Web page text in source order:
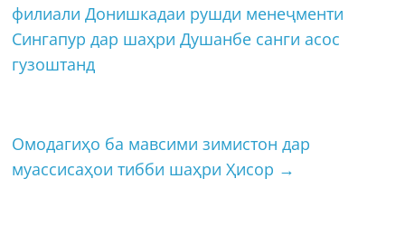
филиали Донишкадаи рушди менеҷменти
Сингапур дар шаҳри Душанбе санги асос
гузоштанд
Омодагиҳо ба мавсими зимистон дар
муассисаҳои тибби шаҳри Ҳисор →